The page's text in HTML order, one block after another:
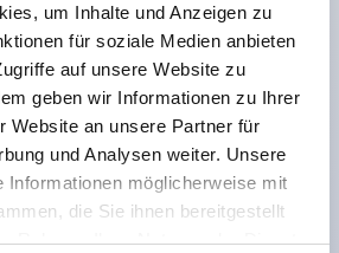
um Inhalte und Anzeigen zu
für soziale Medien anbieten
auf unsere Website zu
geben wir Informationen zu Ihrer
Website an unsere Partner für
und Analysen weiter. Unsere
Informationen möglicherweise mit
die Sie ihnen bereitgestellt
Rahmen Ihrer Nutzung der Dienste
reduziert, zudem
Struktur von
und Gehäuse sowie eine
realisiert.
von Abdeckungen mit
entfällt die Notwendigkeit
(Bei